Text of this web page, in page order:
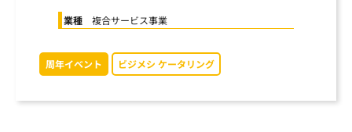
業種 複合サービス事業
周年イベント ビジメシ ケータリング